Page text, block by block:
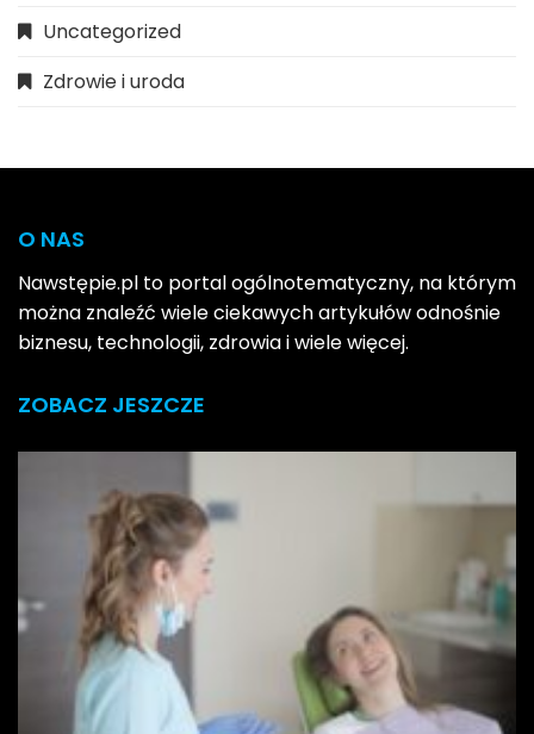
Uncategorized
Zdrowie i uroda
O NAS
Nawstępie.pl to portal ogólnotematyczny, na którym
można znaleźć wiele ciekawych artykułów odnośnie
biznesu, technologii, zdrowia i wiele więcej.
ZOBACZ JESZCZE